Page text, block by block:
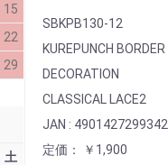
15
22
29
土
SBKPB130-12
KUREPUNCH BORDER
DECORATION
CLASSICAL LACE2
JAN : 4901427299342
定価： ￥1,900